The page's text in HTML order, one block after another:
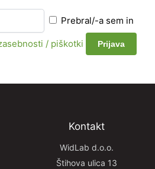
Prebral/-a sem in
/ piškotki
Kontakt
WidLab d.o.o.
Štihova ulica 13